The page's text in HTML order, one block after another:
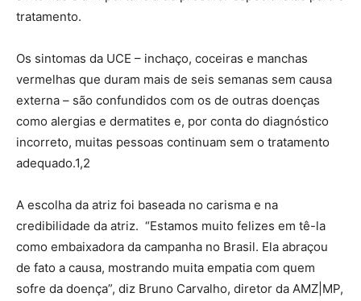
tratamento.
Os sintomas da UCE – inchaço, coceiras e manchas
vermelhas que duram mais de seis semanas sem causa
externa – são confundidos com os de outras doenças
como alergias e dermatites e, por conta do diagnóstico
incorreto, muitas pessoas continuam sem o tratamento
adequado.1,2
A escolha da atriz foi baseada no carisma e na
credibilidade da atriz. “Estamos muito felizes em tê-la
como embaixadora da campanha no Brasil. Ela abraçou
de fato a causa, mostrando muita empatia com quem
sofre da doença”, diz Bruno Carvalho, diretor da AMZ|MP,